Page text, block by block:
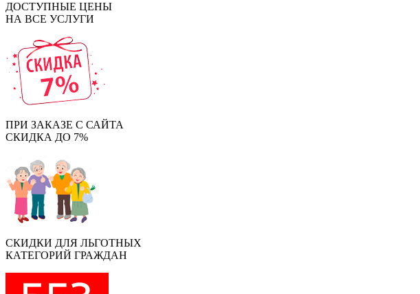
ДОСТУПНЫЕ ЦЕНЫ
НА ВСЕ УСЛУГИ
ПРИ ЗАКАЗЕ С САЙТА
СКИДКА ДО 7%
СКИДКИ ДЛЯ ЛЬГОТНЫХ
КАТЕГОРИЙ ГРАЖДАН